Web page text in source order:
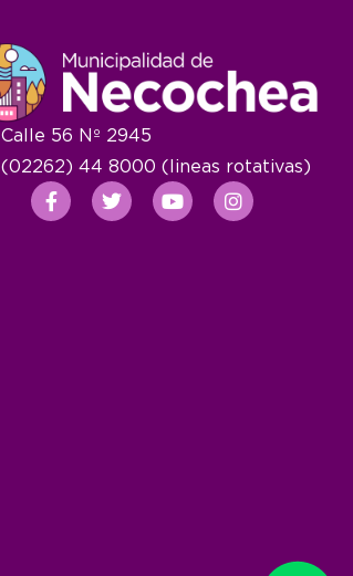
Calle 56 Nº 2945
(02262) 44 8000 (lineas rotativas)